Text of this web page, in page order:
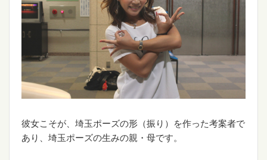
彼女こそが、埼玉ポーズの形（振り）を作った考案者で
あり、埼玉ポーズの生みの親・母です。